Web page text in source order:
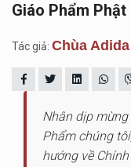
Giáo Phẩm Phật
Tác giả: Chùa Adida
Nhân dịp
Phẩm chúng
hướng về